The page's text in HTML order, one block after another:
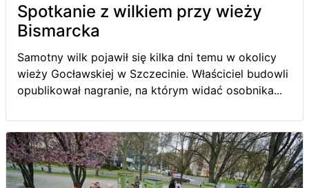
Spotkanie z wilkiem przy wieży
Bismarcka
Samotny wilk pojawił się kilka dni temu w okolicy
wieży Gocławskiej w Szczecinie. Właściciel budowli
opublikował nagranie, na którym widać osobnika...